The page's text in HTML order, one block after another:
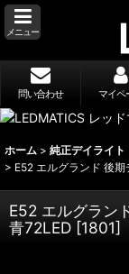
メニュー
問い合わせ マイペ
ホーム > 純正デイライ
> E52 エルグランド 後
E52 エルグラン
青72LED [1801]